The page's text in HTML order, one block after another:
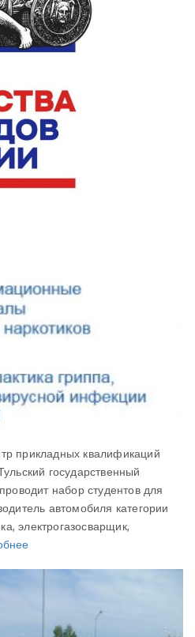
прикладных квалификаций
государственный
набор студентов для
автомобиля категории
электрогазосварщик,